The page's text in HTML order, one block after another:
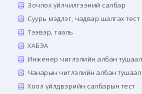
Зочлох үйлчилгээний салбар
Суурь мэдлэг, чадвар шалгах тест
Тээвэр, гааль
ХАБЭА
Инженер чиглэлийн албан тушаал
Чанарын чиглэлийн албан тушаал
Хоол үйлдвэрийн салбарын тест